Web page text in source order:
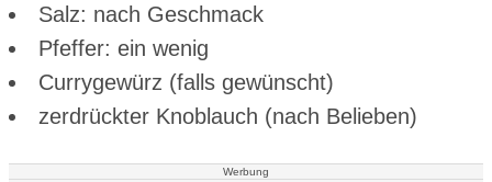
Salz: nach Geschmack
Pfeffer: ein wenig
Currygewürz (falls gewünscht)
zerdrückter Knoblauch (nach Belieben)
Werbung